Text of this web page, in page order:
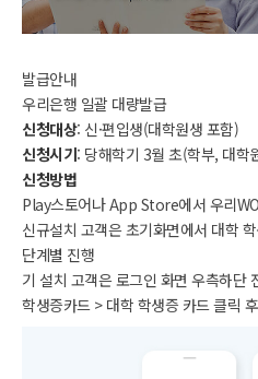
발급안내
우리은행 일괄 대량발급
신청대상: 신·편입생(대학원생 포함)
신청시기: 당해학기 3월 초(학부, 대학
신청방법
Play스토어나 App Store에서 우리
신규설치 고객은 초기화면에서 대학
단계별 진행
기 설치 고객은 로그인 화면 우측하단
학생증카드 > 대학 학생증 카드 클릭